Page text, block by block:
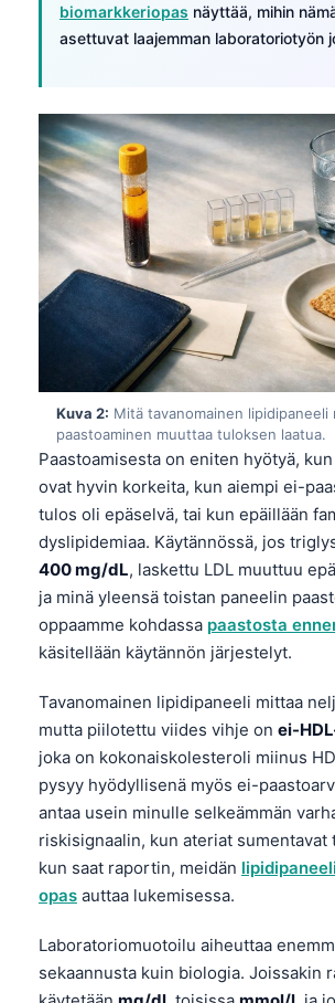
biomarkkeriopas näyttää, mihin
asettuvat laajemman laboratoriotyön
Kuva 2: Mitä tavanomainen lipidipaneeli
paastoaminen muuttaa tuloksen laatua.
Paastoamisesta on eniten hyötyä,
ovat hyvin korkeita, kun aiempi ei-
tulos oli epäselvä, tai kun epäillään
dyslipidemiaa. Käytännössä, jos
400 mg/dL, laskettu LDL muuttuu
ja minä yleensä toistan paneelin
oppaamme kohdassa paastosta
käsitellään käytännön järjestelyt.
Tavanomainen lipidipaneeli mittaa
mutta piilotettu viides vihje on ei-
joka on kokonaiskolesteroli miinus
pysyy hyödyllisenä myös ei-
antaa usein minulle selkeämmän
riskisignaalin, kun ateriat sumentavat
kun saat raportin, meidän
opas auttaa lukemisessa.
Laboratoriomuotoilu aiheuttaa
sekaannusta kuin biologia. Joissakin